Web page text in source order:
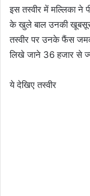
इस तस्वीर में मल्लिका ने
के खुले बाल उनकी
तस्वीर पर उनके फैंस
लिखे जाने 36 हजार से
ये देखिए तस्वीर